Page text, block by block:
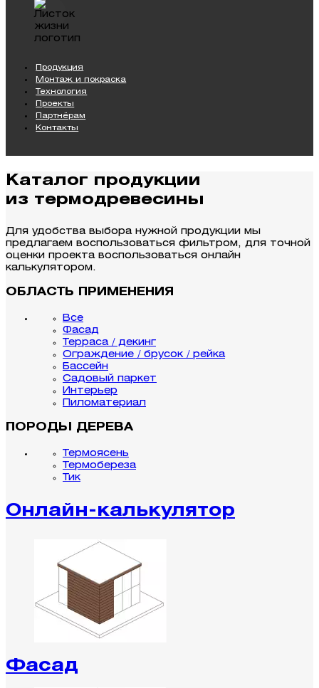
Продукция
Монтаж и покраска
Технология
Проекты
Партнёрам
Контакты
Каталог продукции
из термодревесины
Для удобства выбора нужной продукции мы
предлагаем воспользоваться фильтром, для точной
оценки проекта воспользоваться онлайн
калькулятором.
ОБЛАСТЬ ПРИМЕНЕНИЯ
Все
Фасад
Терраса / декинг
Ограждение / брусок / рейка
Бассейн
Садовый паркет
Интерьер
Пиломатериал
ПОРОДЫ ДЕРЕВА
Термоясень
Термобереза
Тик
Онлайн-калькулятор
Фасад